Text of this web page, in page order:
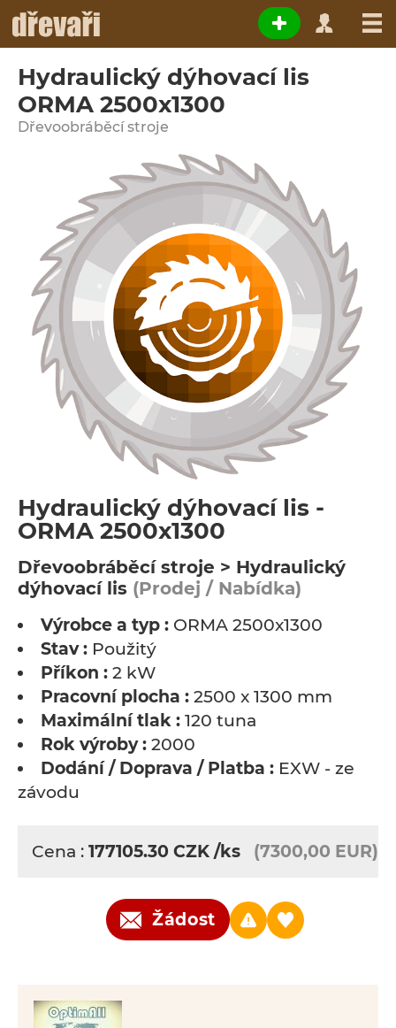
Hydraulický dýhovací lis
ORMA 2500x1300
Dřevoobráběcí stroje
Hydraulický dýhovací lis -
ORMA 2500x1300
Dřevoobráběcí stroje > Hydraulický
dýhovací lis (Prodej / Nabídka)
Výrobce a typ : ORMA 2500x1300
Stav : Použitý
Příkon : 2 kW
Pracovní plocha : 2500 x 1300 mm
Maximální tlak : 120 tuna
Rok výroby : 2000
Dodání / Doprava / Platba : EXW - ze
závodu
Cena : 177105.30 CZK /ks (7300,00 EUR)
Žádost